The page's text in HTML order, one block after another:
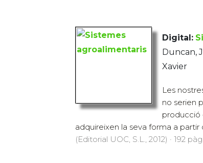
Digital:
Duncan,
Xavier
Les
no serien
producció
adquireixen la seva forma a partir
(Editorial UOC, S.L., 2012) · 192